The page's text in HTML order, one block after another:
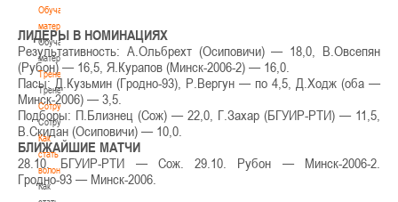
Обучающие
материалы
Обучающие
материалы
Тренерам
Тренерам
Сотрудничество
Сотрудничество
Как
стать
волонтером
Как
ЛИДЕРЫ В НОМИНАЦИЯХ
Результативность: А.Ольбрехт (Осиповичи) — 18,0, В.Овсепян
(Рубон) — 16,5, Я.Курапов (Минск-2006-2) — 16,0.
Пасы: Д.Кузьмин (Гродно-93), Р.Вергун — по 4,5, Д.Ходж (оба —
Минск-2006) — 3,5.
Подборы: П.Близнец (Сож) — 22,0, Г.Захар (БГУИР-РТИ) — 11,5,
В.Скидан (Осиповичи) — 10,0.
БЛИЖАЙШИЕ МАТЧИ
28.10. БГУИР-РТИ — Сож. 29.10. Рубон — Минск-2006-2.
Гродно-93 — Минск-2006.